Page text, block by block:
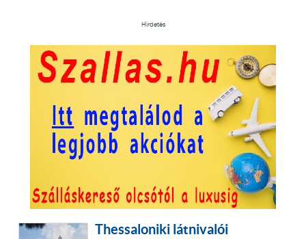
Hirdetés
Thessaloniki látnivalói